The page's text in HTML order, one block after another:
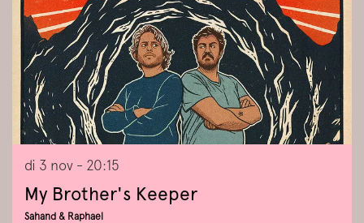
My Brother's Keeper
Sahand & Raphael
di 3 nov - 20:15